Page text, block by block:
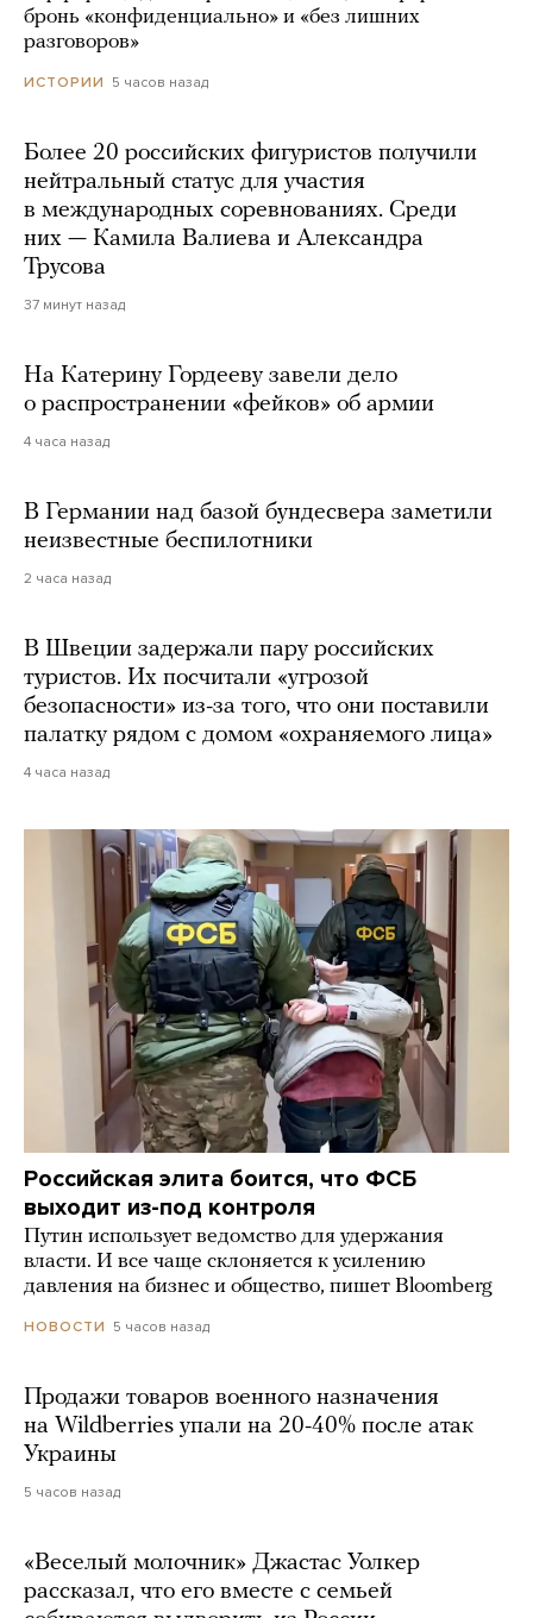
бронь «конфиденциально» и «без лишних
разговоров»
ИСТОРИИ 5 часов назад
Более 20 российских фигуристов получили
нейтральный статус для участия
в международных соревнованиях. Среди
них — Камила Валиева и Александра
Трусова
37 минут назад
На Катерину Гордееву завели дело
о распространении «фейков» об армии
4 часа назад
В Германии над базой бундесвера заметили
неизвестные беспилотники
2 часа назад
В Швеции задержали пару российских
туристов. Их посчитали «угрозой
безопасности» из-за того, что они поставили
палатку рядом с домом «охраняемого лица»
4 часа назад
Российская элита боится, что ФСБ
выходит из-под контроля
Путин использует ведомство для удержания
власти. И все чаще склоняется к усилению
давления на бизнес и общество, пишет Bloomberg
НОВОСТИ 5 часов назад
Продажи товаров военного назначения
на Wildberries упали на 20-40% после атак
Украины
5 часов назад
«Веселый молочник» Джастас Уолкер
рассказал, что его вместе с семьей